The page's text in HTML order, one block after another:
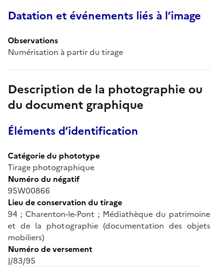
Datation et événements liés à l’image
Observations
Numérisation à partir du tirage
Description de la photographie ou
du document graphique
Éléments d’identification
Catégorie du phototype
Tirage photographique
Numéro du négatif
95W00866
Lieu de conservation du tirage
94 ; Charenton-le-Pont ; Médiathèque du patrimoine
et de la photographie (documentation des objets
mobiliers)
Numéro de versement
J/83/95